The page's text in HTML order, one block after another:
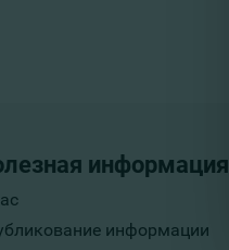
информация
информации